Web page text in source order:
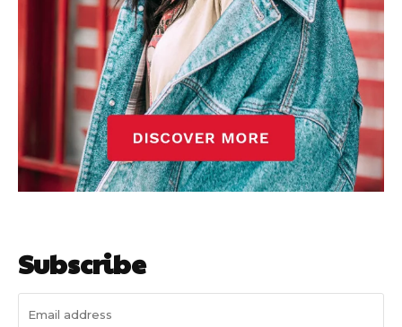
Subscribe